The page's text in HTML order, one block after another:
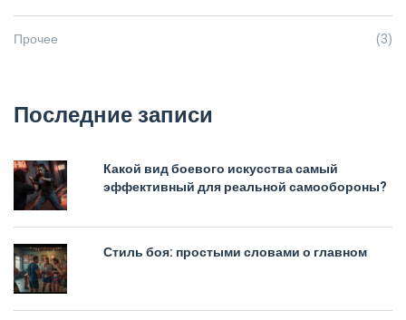
Прочее (3)
Последние записи
Какой вид боевого искусства самый
эффективный для реальной самообороны?
Стиль боя: простыми словами о главном